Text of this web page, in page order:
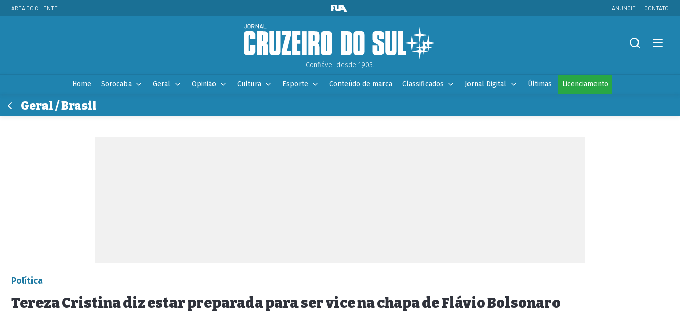
ÁREA DO CLIENTE ANUNCIE CONTATO
Confiável desde 1903.
Home Sorocaba Geral Opinião Cultura Esporte Conteúdo de marca Classificados Jornal Digital Últimas Licenciamento
Geral / Brasil
Política
Tereza Cristina diz estar preparada para ser vice na chapa de Flávio Bolsonaro